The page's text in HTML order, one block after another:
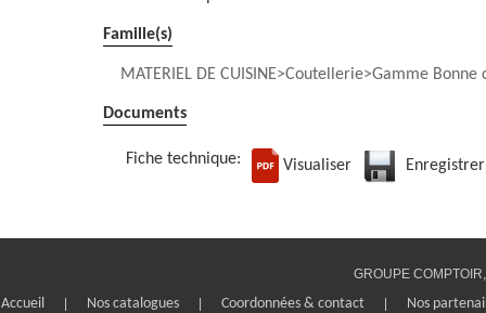
Famille(s)
MATERIEL DE CUISINE Coutellerie Gamme Bonne
Documents
Fiche technique: Visualiser Enregistrer
GROUPE
Accueil Nos catalogues Coordonnées & contact
Nos